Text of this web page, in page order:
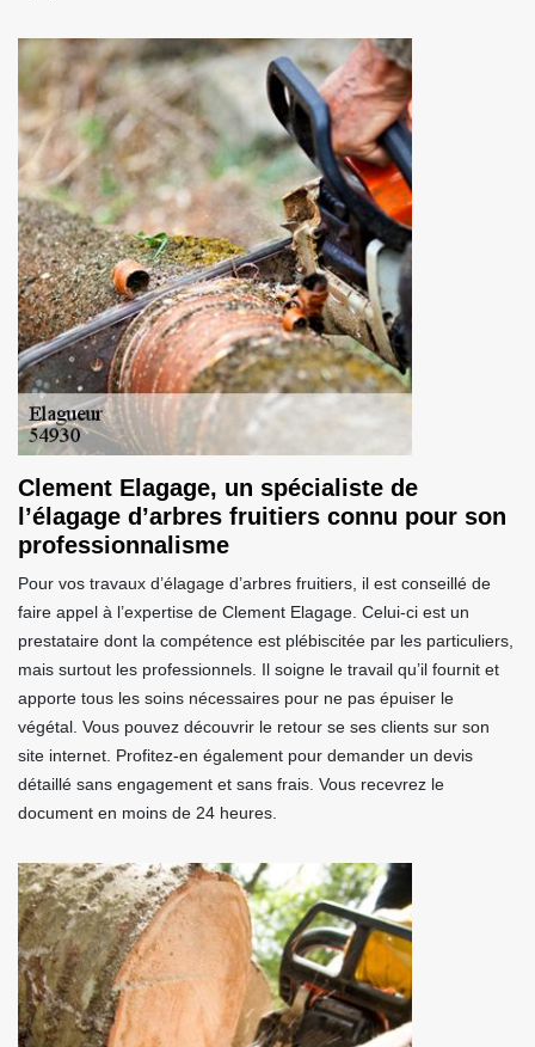
Clement Elagage, un spécialiste de
l’élagage d’arbres fruitiers connu pour son
professionnalisme
Pour vos travaux d’élagage d’arbres fruitiers, il est conseillé de
faire appel à l’expertise de Clement Elagage. Celui-ci est un
prestataire dont la compétence est plébiscitée par les particuliers,
mais surtout les professionnels. Il soigne le travail qu’il fournit et
apporte tous les soins nécessaires pour ne pas épuiser le
végétal. Vous pouvez découvrir le retour se ses clients sur son
site internet. Profitez-en également pour demander un devis
détaillé sans engagement et sans frais. Vous recevrez le
document en moins de 24 heures.